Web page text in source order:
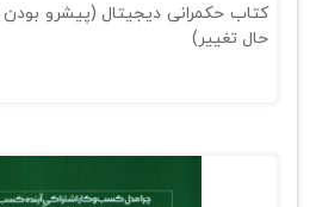
کتاب حکمرانی دیجیتال (پیشرو
حال تغییر)